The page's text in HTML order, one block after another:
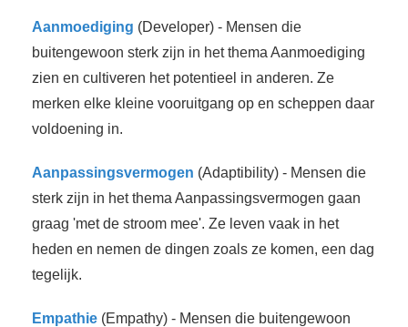
Aanmoediging (Developer) - Mensen die
buitengewoon sterk zijn in het thema Aanmoediging
zien en cultiveren het potentieel in anderen. Ze
merken elke kleine vooruitgang op en scheppen daar
voldoening in.
Aanpassingsvermogen (Adaptibility) - Mensen die
sterk zijn in het thema Aanpassingsvermogen gaan
graag 'met de stroom mee'. Ze leven vaak in het
heden en nemen de dingen zoals ze komen, een dag
tegelijk.
Empathie (Empathy) - Mensen die buitengewoon